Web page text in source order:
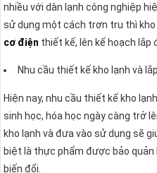
nhiều với dàn lạnh công nghiệp
sử dụng một cách trơn tru thì
cơ điện thiết kế, lên kế hoạch lắp
Nhu cầu thiết kế kho lạnh và
Hiện nay, nhu cầu thiết kế kho
sinh học, hóa học ngày càng trở
kho lạnh và đưa vào sử dụng sẽ
biệt là thực phẩm được bảo quản
biến đổi.